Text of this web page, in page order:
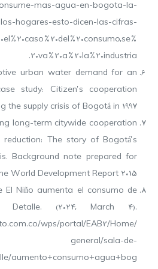
mas-agua-en-bogota-la-
hogares-esto-dicen-las-cifras-
20va%20a%20la%20industria.
urban water demand for an
study: Citizen’s cooperation
the supply crisis of Bogotá in 1997.
long-term citywide cooperation
The story of Bogotá’s
Background note prepared for
World Development Report 2015.
El Niño aumenta el consumo de
(2024, March 4).
wps/portal/EAB2/Home/
general/sala-de-
aumento+consumo+agua+bog